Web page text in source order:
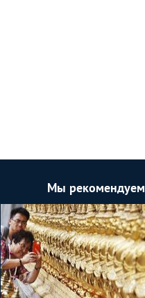
Мы рекомендуем